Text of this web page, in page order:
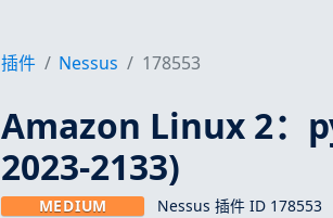
插件 Nessus 178553
Amazon Linux 2：
2023-2133)
MEDIUM Nessus 插件 ID 178553